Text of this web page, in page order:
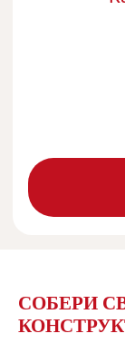
СОБЕРИ